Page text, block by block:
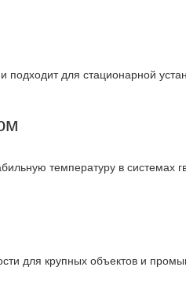
подходит для стационарной
температуру в
для крупных объектов и